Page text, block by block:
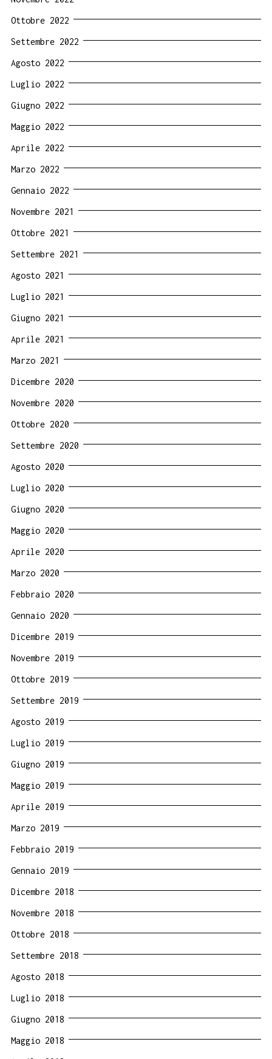
Ottobre 2022
Settembre 2022
Agosto 2022
Luglio 2022
Giugno 2022
Maggio 2022
Aprile 2022
Marzo 2022
Gennaio 2022
Novembre 2021
Ottobre 2021
Settembre 2021
Agosto 2021
Luglio 2021
Giugno 2021
Aprile 2021
Marzo 2021
Dicembre 2020
Novembre 2020
Ottobre 2020
Settembre 2020
Agosto 2020
Luglio 2020
Giugno 2020
Maggio 2020
Aprile 2020
Marzo 2020
Febbraio 2020
Gennaio 2020
Dicembre 2019
Novembre 2019
Ottobre 2019
Settembre 2019
Agosto 2019
Luglio 2019
Giugno 2019
Maggio 2019
Aprile 2019
Marzo 2019
Febbraio 2019
Gennaio 2019
Dicembre 2018
Novembre 2018
Ottobre 2018
Settembre 2018
Agosto 2018
Luglio 2018
Giugno 2018
Maggio 2018